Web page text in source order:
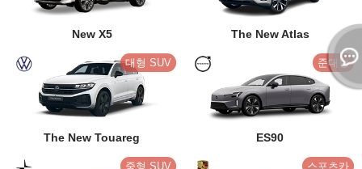
New X5 The New Atlas
대형 SUV
The New Touareg
준대형
ES90
중형 SUV 스포츠카